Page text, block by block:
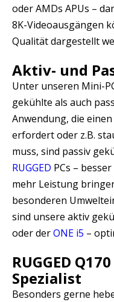
oder AMDs APUs –
8K-Videoausgängen
Qualität dargestellt
Aktiv- und
Unter unseren Mini-
gekühlte als auch
Anwendung, die
erfordert oder z.B.
muss, sind passiv
RUGGED PCs –
mehr Leistung
besonderen
sind unsere aktiv
oder derONE i5 –
RUGGED
Spezialist
Besonders gerne